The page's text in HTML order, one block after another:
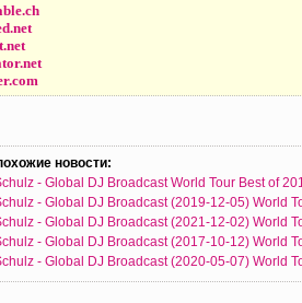
новости:
- Global DJ Broadcast World Tour Best of
- Global DJ Broadcast (2019-12-05) World
- Global DJ Broadcast (2021-12-02) World
- Global DJ Broadcast (2017-10-12) World
- Global DJ Broadcast (2020-05-07) World